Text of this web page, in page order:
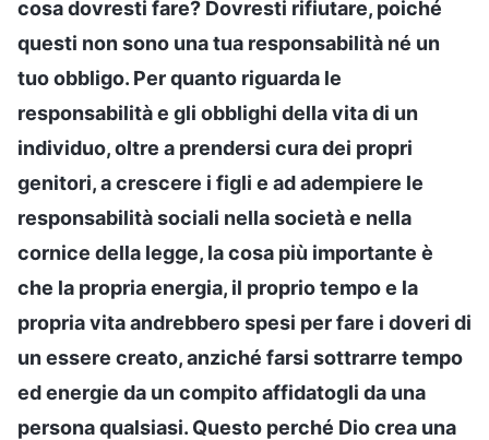
cosa dovresti fare? Dovresti rifiutare, poiché
questi non sono una tua responsabilità né un
tuo obbligo. Per quanto riguarda le
responsabilità e gli obblighi della vita di un
individuo, oltre a prendersi cura dei propri
genitori, a crescere i figli e ad adempiere le
responsabilità sociali nella società e nella
cornice della legge, la cosa più importante è
che la propria energia, il proprio tempo e la
propria vita andrebbero spesi per fare i doveri di
un essere creato, anziché farsi sottrarre tempo
ed energie da un compito affidatogli da una
persona qualsiasi. Questo perché Dio crea una